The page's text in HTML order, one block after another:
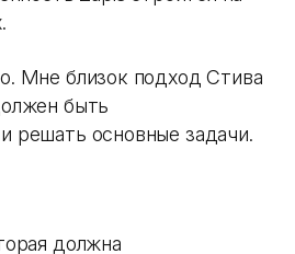
Мне близок подход Стива
быть
решать основные задачи.
должна